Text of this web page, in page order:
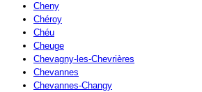
Cheny
Chéroy
Chéu
Cheuge
Chevagny-les-Chevrières
Chevannes
Chevannes-Changy